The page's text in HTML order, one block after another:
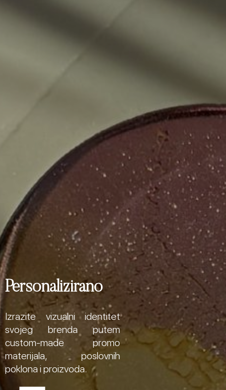
Personalizirano
Izrazite vizualni identitet
svojeg brenda putem
custom-made promo
materijala, poslovnih
poklona i proizvoda.